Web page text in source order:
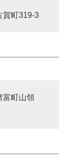
賀町319-3
富町山領